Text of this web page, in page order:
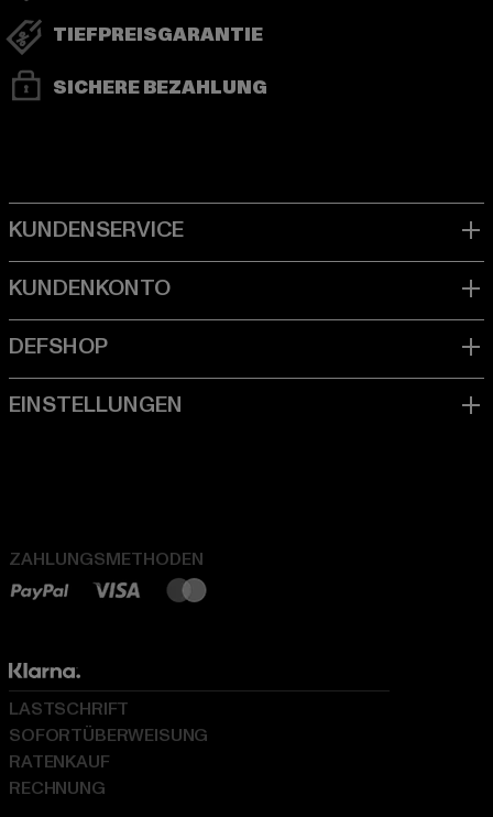
TIEFPREISGARANTIE
SICHERE BEZAHLUNG
ZAHLUNGSMETHODEN
LASTSCHRIFT
SOFORTÜBERWEISUNG
RATENKAUF
RECHNUNG